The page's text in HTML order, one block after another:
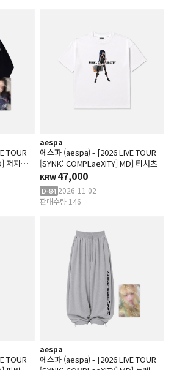
TOUR
져지티
aespa
에스파 (aespa) - [2026 LIVE TOUR
[SYNK: COMPLaeXITY] MD] 티셔츠
KRW47,000
D-84 2026-11-02
판매수량 146
TOUR
aespa
에스파 (aespa) - [2026 LIVE TOUR